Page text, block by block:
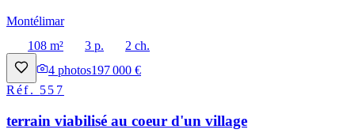
Montélimar
108 m²
3 p.
2 ch.
4 photos197 000 €
Réf. 557
terrain viabilisé au coeur d'un village